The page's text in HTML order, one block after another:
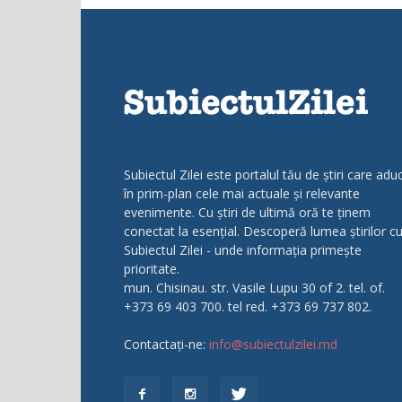
Subiectul Zilei este portalul tău de știri care
în prim-plan cele mai actuale și relevante
evenimente. Cu știri de ultimă oră te ținem
conectat la esențial. Descoperă lumea știrilor cu
Subiectul Zilei - unde informația primește
prioritate.
mun. Chisinau. str. Vasile Lupu 30 of 2. tel. of.
+373 69 403 700. tel red. +373 69 737 802.
Contactați-ne: info@subiectulzilei.md